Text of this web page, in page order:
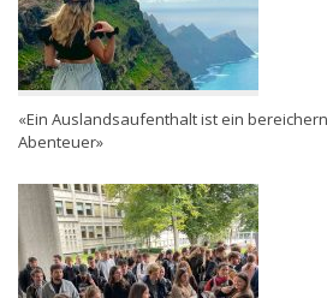
«Ein Auslandsaufenthalt ist ein
Abenteuer»